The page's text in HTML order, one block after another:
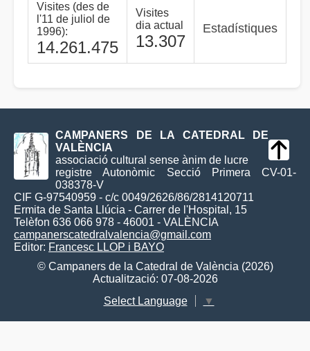
Visites (des de
l'11 de juliol de
1996):
14.261.475
Visites
dia actual
13.307
Estadístiques
CAMPANERS DE LA CATEDRAL DE
VALÈNCIA
associació cultural sense ànim de lucre
registre Autonòmic Secció Primera CV-01-
038378-V
CIF G-97540959 - c/c 0049/2626/86/2814120711
Ermita de Santa Llúcia - Carrer de l'Hospital, 15
Telèfon 636 066 978 - 46001 - VALÈNCIA
campanerscatedralvalencia@gmail.com
Editor: Francesc LLOP i BAYO
© Campaners de la Catedral de València (2026)
Actualització: 07-08-2026
Select Language
▼